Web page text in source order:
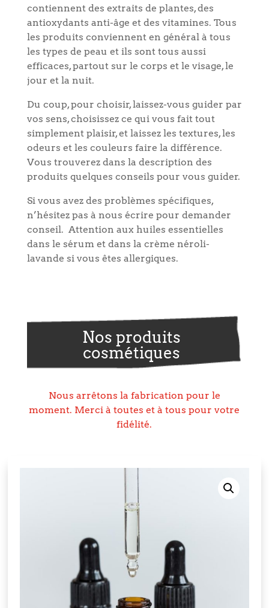
contiennent des extraits de plantes, des
antioxydants anti-âge et des vitamines. Tous
les produits conviennent en général à tous
les types de peau et ils sont tous aussi
efficaces, partout sur le corps et le visage, le
jour et la nuit.
Du coup, pour choisir, laissez-vous guider par
vos sens, choisissez ce qui vous fait tout
simplement plaisir, et laissez les textures, les
odeurs et les couleurs faire la différence.
Vous trouverez dans la description des
produits quelques conseils pour vous guider.
Si vous avez des problèmes spécifiques,
n’hésitez pas à nous écrire pour demander
conseil. Attention aux huiles essentielles
dans le sérum et dans la crème néroli-
lavande si vous êtes allergiques.
Nos produits
cosmétiques
Nous arrêtons la fabrication pour le
moment. Merci à toutes et à tous pour votre
fidélité.